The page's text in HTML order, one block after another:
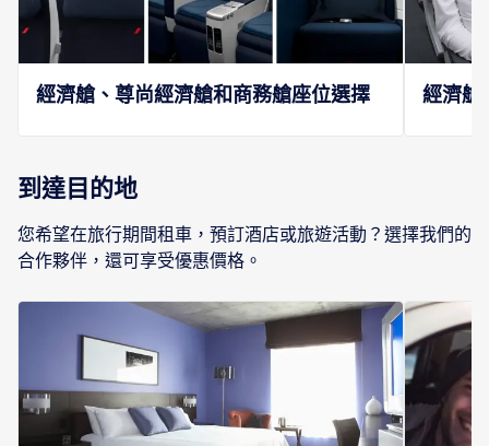
經濟艙、尊尚經濟艙和商務艙座位選擇 經濟艙
到達目的地
您希望在旅行期間租車，預訂酒店或旅遊活動？選擇我們的
合作夥伴，還可享受優惠價格。